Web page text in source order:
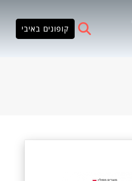
קופונים באיבי